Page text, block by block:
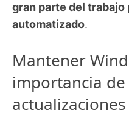
gran parte del trabajo
automatizado.
Mantener
importancia de
actualizaciones